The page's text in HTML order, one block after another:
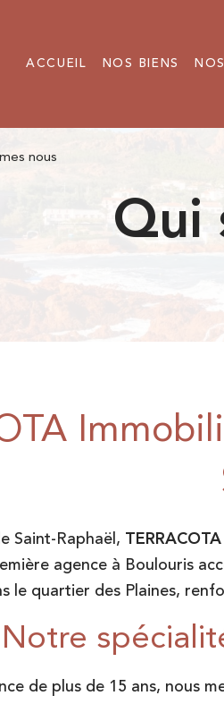
ACCUEIL NOS BIENS
nous
Saint-Raphaël,
agence à Boulouris
le quartier des Plaines,
Notre
de plus de 15 ans, nous